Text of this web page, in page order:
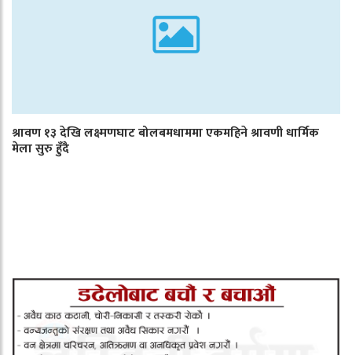
श्रावण १३ देखि लक्ष्मणघाट बोलबमधाममा एकमहिने श्रावणी धार्मिक
मेला सुरु हुँदै